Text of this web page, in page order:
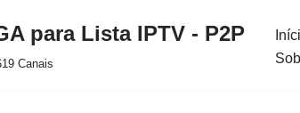
para Lista IPTV - P2P
Canais